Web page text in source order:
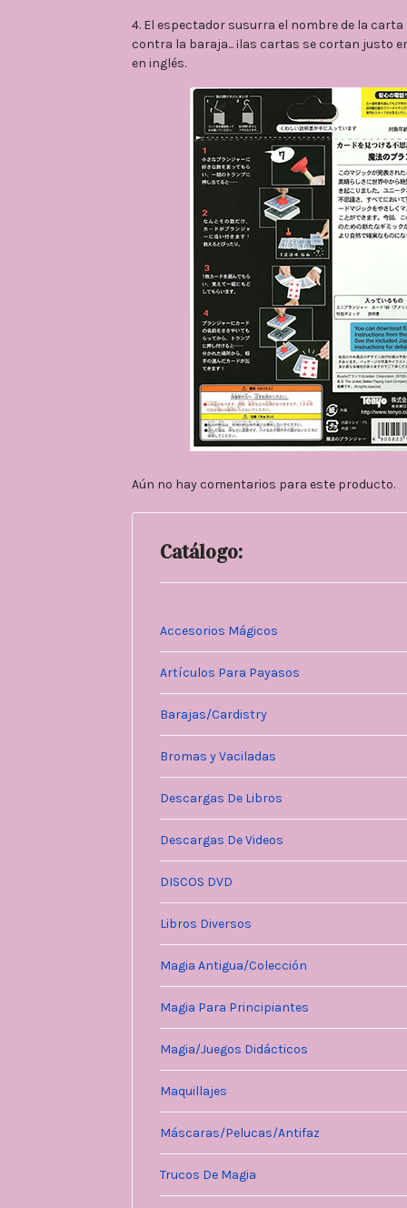
4. El espectador susurra el nombre de la
contra la baraja... ¡las cartas se cortan justo
en inglés.
Aún no hay comentarios para este producto.
Catálogo:
Accesorios Mágicos
Artículos Para Payasos
Barajas/Cardistry
Bromas y Vaciladas
Descargas De Libros
Descargas De Videos
DISCOS DVD
Libros Diversos
Magia Antigua/Colección
Magia Para Principiantes
Magia/Juegos Didácticos
Maquillajes
Máscaras/Pelucas/Antifaz
Trucos De Magia